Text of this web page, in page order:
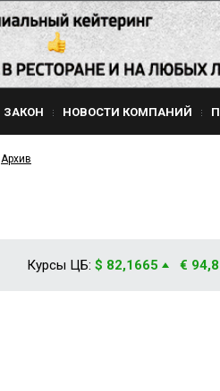
ЗАКОН НОВОСТИ КОМПАНИЙ
Архив
Курсы ЦБ: $ 82,1665 €